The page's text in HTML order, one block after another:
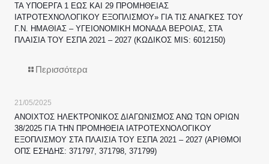
ΤΑ ΥΠΟΕΡΓΑ 1 ΕΩΣ ΚΑΙ 29 ΠΡΟΜΗΘΕΙΑΣ
ΙΑΤΡΟΤΕΧΝΟΛΟΓΙΚΟΥ ΕΞΟΠΛΙΣΜΟΥ» ΓΙΑ ΤΙΣ ΑΝΑΓΚΕΣ ΤΟΥ
Γ.Ν. ΗΜΑΘΙΑΣ – ΥΓΕΙΟΝΟΜΙΚΗ ΜΟΝΑΔΑ ΒΕΡΟΙΑΣ, ΣΤΑ
ΠΛΑΙΣΙΑ ΤΟΥ ΕΣΠΑ 2021 – 2027 (ΚΩΔΙΚΟΣ MIS: 6012150)
Περισσότερα
21/05/2025
ΑΝΟΙΧΤΟΣ ΗΛΕΚΤΡΟΝΙΚΟΣ ΔΙΑΓΩΝΙΣΜΟΣ ΑΝΩ ΤΩΝ ΟΡΙΩΝ
38/2025 ΓΙΑ ΤΗΝ ΠΡΟΜΗΘΕΙΑ ΙΑΤΡΟΤΕΧΝΟΛΟΓΙΚΟΥ
ΕΞΟΠΛΙΣΜΟΥ ΣΤΑ ΠΛΑΙΣΙΑ ΤΟΥ ΕΣΠΑ 2021 – 2027 (ΑΡΙΘΜΟΙ
ΟΠΣ ΕΣΗΔΗΣ: 371797, 371798, 371799)